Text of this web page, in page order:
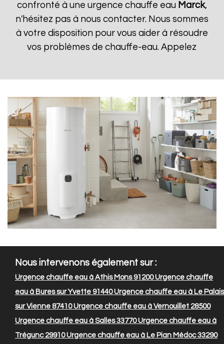
confronté à une urgence chauffe eau Marck,
n'hésitez pas à nous contacter. Nous sommes
à votre disposition pour vous aider à résoudre
vos problèmes de chauffe-eau. Appelez
Nous intervenons également sur :
Urgence chauffe eau à Athis Mons 91200Urgence chauffe
eau à Bures sur Yvette 91440Urgence chauffe eau à Le Palais
sur Vienne 87410Urgence chauffe eau à Vernouillet 28500
Urgence chauffe eau à Salles 33770Urgence chauffe eau à
Trégunc 29910Urgence chauffe eau à Le Pian Médoc 33290